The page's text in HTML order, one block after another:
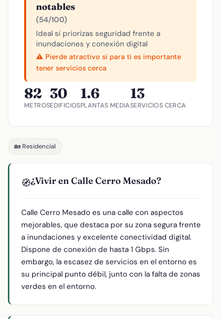
notables
(54/100)
Ideal si priorizas seguridad frente a
inundaciones y conexión digital
⚠️ Pierde atractivo si para ti es importante
tener servicios cerca
82
METROS
30
EDIFICIOS
1.6
PLANTAS MEDIA
13
SERVICIOS CERCA
🏡 Residencial
🧭¿Vivir en Calle Cerro Mesado?
Calle Cerro Mesado es una calle con aspectos
mejorables, que destaca por su zona segura frente
a inundaciones y excelente conectividad digital.
Dispone de conexión de hasta 1 Gbps. Sin
embargo, la escasez de servicios en el entorno es
su principal punto débil, junto con la falta de zonas
verdes en el entorno.